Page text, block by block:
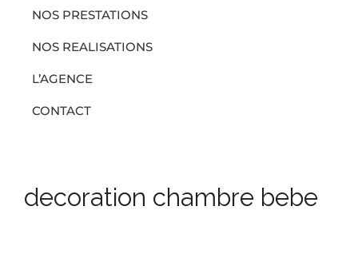
NOS PRESTATIONS
NOS REALISATIONS
L’AGENCE
CONTACT
decoration chambre bebe